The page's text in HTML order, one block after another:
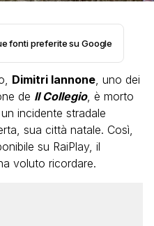
fonti preferite su Google
Dimitri Iannone, uno dei
de Il Collegio, è morto
incidente stradale
sua città natale. Così,
su RaiPlay, il
voluto ricordare.